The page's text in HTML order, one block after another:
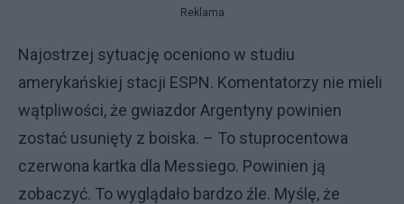
Reklama
Najostrzej sytuację oceniono w studiu
amerykańskiej stacji ESPN. Komentatorzy nie mieli
wątpliwości, że gwiazdor Argentyny powinien
zostać usunięty z boiska. – To stuprocentowa
czerwona kartka dla Messiego. Powinien ją
zobaczyć. To wyglądało bardzo źle. Myślę, że